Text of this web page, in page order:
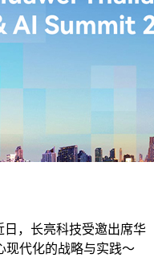
日，长亮科技受邀出席华
现代化的战略与实践～